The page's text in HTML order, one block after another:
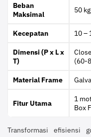
Beban
Maksimal
50
Kecepatan 10 –
Dimensi (P x L x
T)
(60-
Material Frame
Fitur Utama
1
Box
Transformasi efisiensi